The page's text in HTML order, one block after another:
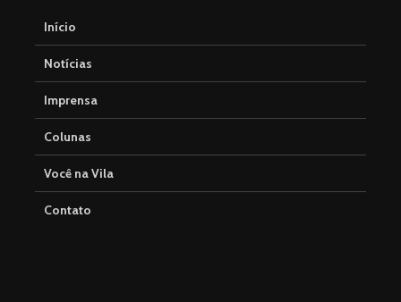
Início
Notícias
Imprensa
Colunas
Você na Vila
Contato